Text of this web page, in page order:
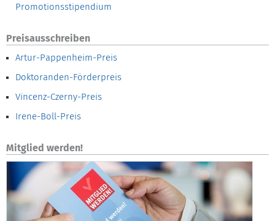
Promotionsstipendium
Preisausschreiben
Artur-Pappenheim-Preis
Doktoranden-Förderpreis
Vincenz-Czerny-Preis
Irene-Boll-Preis
Mitglied werden!